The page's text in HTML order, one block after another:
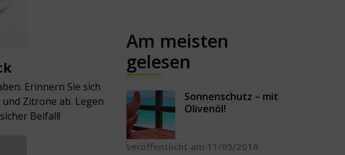
Erinnern Sie sich
Zitrone ab. Legen
Beifall!
Am meisten
gelesen
Sonnenschutz – mit
Olivenöl!
veröffentlicht am 11/05/2016